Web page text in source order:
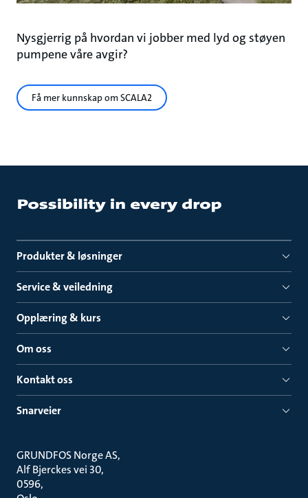
Nysgjerrig på hvordan vi jobber med lyd og støyen
pumpene våre avgir?
Få mer kunnskap om SCALA2
Produkter & løsninger
Service & veiledning
Opplæring & kurs
Om oss
Kontakt oss
Snarveier
GRUNDFOS Norge AS
Alf Bjerckes vei 30
0596